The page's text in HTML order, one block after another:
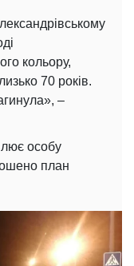
кольору,
70 років.
–
особу
план